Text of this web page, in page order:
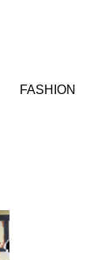
FASHION